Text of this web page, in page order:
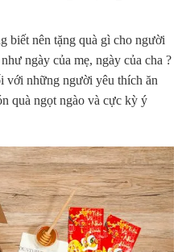
379,000₫.
biết nên tặng quà gì cho người
ngày của mẹ, ngày của cha ?
với những người yêu thích ăn
quà ngọt ngào và cực kỳ ý